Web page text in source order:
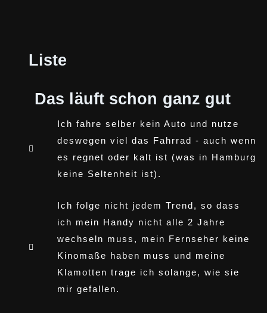
Liste
Das läuft schon ganz gut
Ich fahre selber kein Auto und nutze
deswegen viel das Fahrrad - auch wenn
es regnet oder kalt ist (was in Hamburg
keine Seltenheit ist).
Ich folge nicht jedem Trend, so dass
ich mein Handy nicht alle 2 Jahre
wechseln muss, mein Fernseher keine
Kinomaße haben muss und meine
Klamotten trage ich solange, wie sie
mir gefallen.